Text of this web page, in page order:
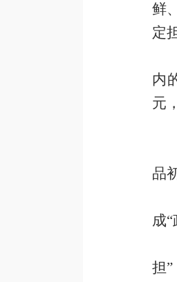
鲜
定
内
元
品
成
担